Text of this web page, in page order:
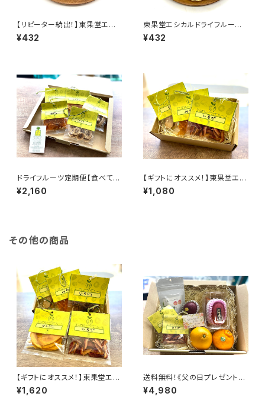
【リピーター続出！】東果堂エシ
カルドライフルーツ マンゴー
¥432
東果堂エシカルドライフルー
ツ ふじ
¥432
ドライフルーツ定期便【食べて健
康になれる #おきかえおやつ 5
個入】送料込！
¥2,160
【ギフトにオススメ！】東果堂エシ
カルドライフルーツ・ギフトボック
ス（Sサイズ）
¥1,080
その他の商品
【ギフトにオススメ！】東果堂エシ
カルドライフルーツ・ギフトボック
ス（Mサイズ）
¥1,620
送料無料！《父の日プレゼント》
フルーツギフトS【国産マンゴー
＆旬のフルーツ詰め合わせセッ
¥4,980